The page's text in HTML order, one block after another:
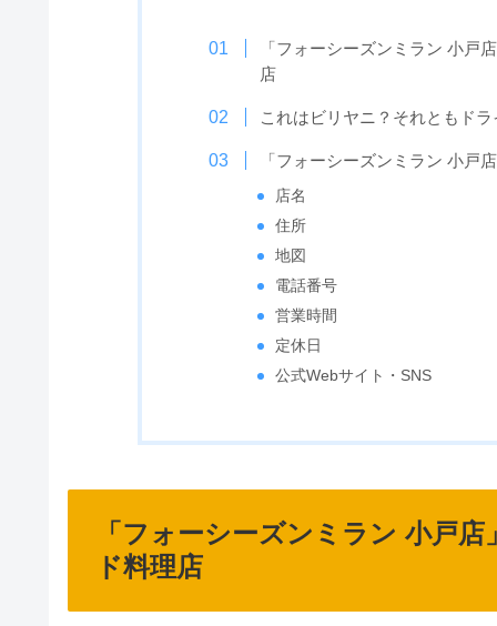
「フォーシーズンミラン 小戸
店
これはビリヤニ？それともド
「フォーシーズンミラン 小戸
店名
住所
地図
電話番号
営業時間
定休日
公式Webサイト・SNS
「フォーシーズンミラン 小戸
ド料理店